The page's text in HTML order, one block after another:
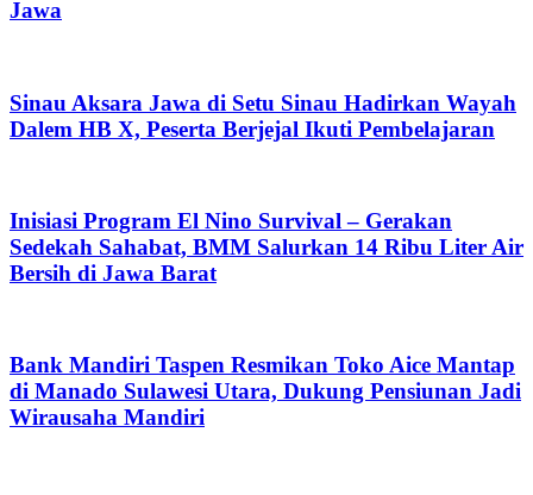
Jawa
Sinau Aksara Jawa di Setu Sinau Hadirkan Wayah
Dalem HB X, Peserta Berjejal Ikuti Pembelajaran
Inisiasi Program El Nino Survival – Gerakan
Sedekah Sahabat, BMM Salurkan 14 Ribu Liter Air
Bersih di Jawa Barat
Bank Mandiri Taspen Resmikan Toko Aice Mantap
di Manado Sulawesi Utara, Dukung Pensiunan Jadi
Wirausaha Mandiri